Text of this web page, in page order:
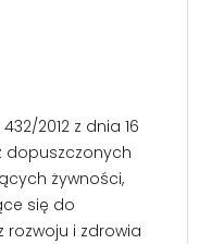
432/2012 z dnia 16
dopuszczonych
żywności,
się do
rozwoju i zdrowia